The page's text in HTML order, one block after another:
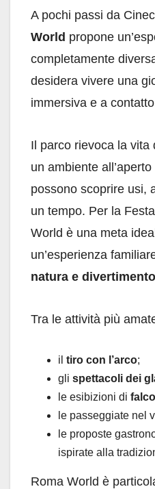
A pochi passi da
World propone
completamente
desidera vivere una
immersiva e a
Il parco rievoca la vita
un ambiente
possono scoprire usi,
un tempo. Per la
World è una meta
un’esperienza
natura e
Tra le attività più
il tiro con l’arco;
gli spettacoli dei
le esibizioni di
le passeggiate nel
le proposte
ispirate alla
Roma World è